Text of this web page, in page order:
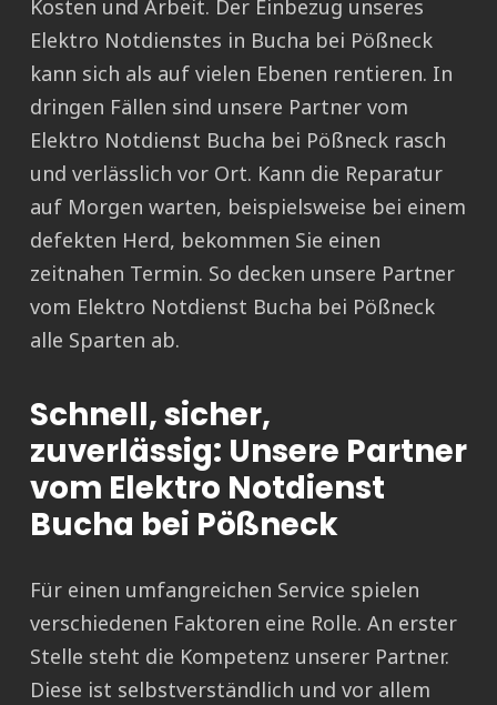
Kosten und Arbeit. Der Einbezug unseres
Elektro Notdienstes in Bucha bei Pößneck
kann sich als auf vielen Ebenen rentieren. In
dringen Fällen sind unsere Partner vom
Elektro Notdienst Bucha bei Pößneck rasch
und verlässlich vor Ort. Kann die Reparatur
auf Morgen warten, beispielsweise bei einem
defekten Herd, bekommen Sie einen
zeitnahen Termin. So decken unsere Partner
vom Elektro Notdienst Bucha bei Pößneck
alle Sparten ab.
Schnell, sicher,
zuverlässig: Unsere Partner
vom Elektro Notdienst
Bucha bei Pößneck
Für einen umfangreichen Service spielen
verschiedenen Faktoren eine Rolle. An erster
Stelle steht die Kompetenz unserer Partner.
Diese ist selbstverständlich und vor allem